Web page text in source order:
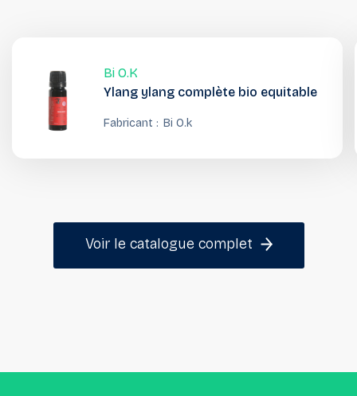
Bi O.k
Ylang ylang complète bio equitable
Fabricant : Bi O.k
Voir le catalogue complet